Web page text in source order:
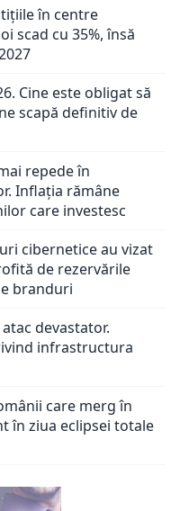
în centre
scad cu 35%, însă
Cine este obligat să
scapă definitiv de
repede în
Inflația rămâne
care investesc
cibernetice au vizat
de rezervările
branduri
devastator.
infrastructura
care merg în
în ziua eclipsei totale